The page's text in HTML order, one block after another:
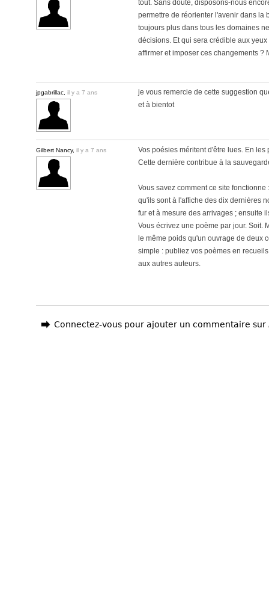
tout. Sans doute, disposons-nous
permettre de réorienter l'avenir dans la
toujours plus dans tous les domaines
décisions. Et qui sera crédible aux
affirmer et imposer ces changements ?
jpgabrillac, il y a 7 ans
je vous remercie de cette suggestion
et à bientot
Gilbert Nancy, il y a 7 ans
Vos poésies méritent d'être lues. En
Cette dernière contribue à la
Vous savez comment ce site
qu'ils sont à l'affiche des dix dernières
fur et à mesure des arrivages ; ensuite
Vous écrivez une poème par jour. Soit.
le même poids qu'un ouvrage de deux
simple : publiez vos poèmes en
aux autres auteurs.
Connectez-vous pour ajouter un commentaire sur